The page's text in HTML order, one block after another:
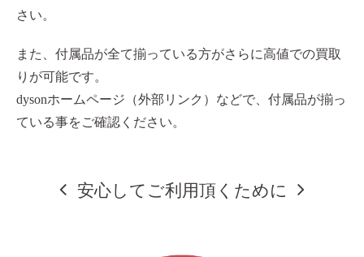
さい。
また、付属品が全て揃っている方がさらに高値での買取
りが可能です。
dysonホームページ（外部リンク）などで、付属品が揃っ
ている事をご確認ください。
安心してご利用頂くために